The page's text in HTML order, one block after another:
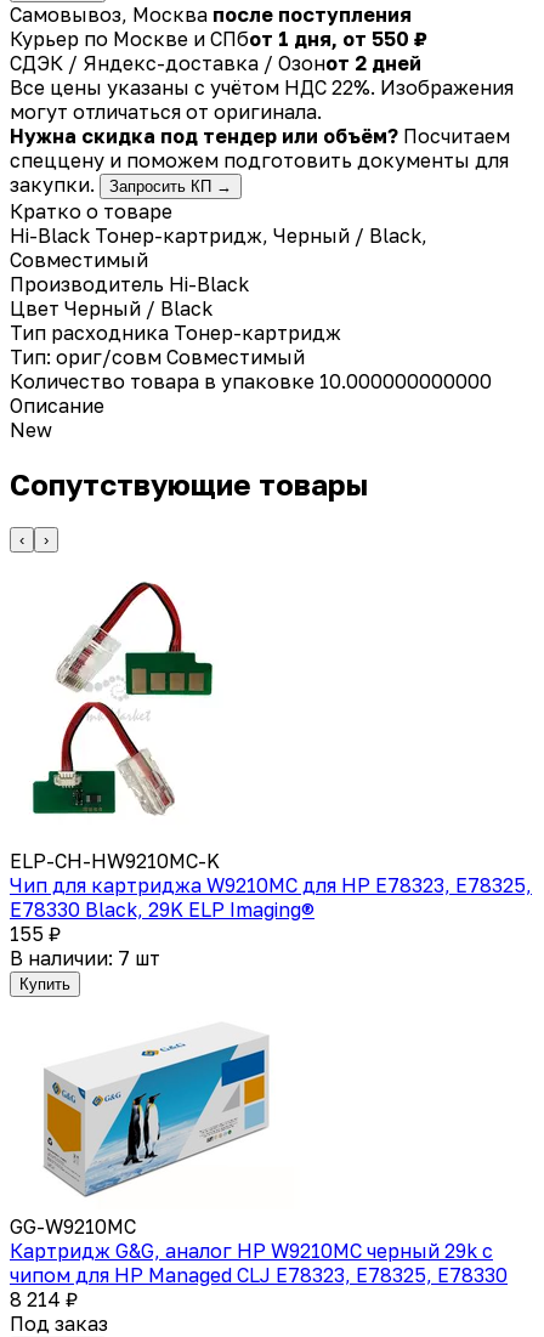
Самовывоз, Москва после поступления
Курьер по Москве и СПбот 1 дня, от 550 ₽
СДЭК / Яндекс-доставка / Озонот 2 дней
Все цены указаны с учётом НДС 22%. Изображения
могут отличаться от оригинала.
Нужна скидка под тендер или объём? Посчитаем
спеццену и поможем подготовить документы для
закупки.
Запросить КП →
Кратко о товаре
Hi-Black Тонер-картридж, Черный / Black,
Совместимый
Производитель Hi-Black
Цвет Черный / Black
Тип расходника Тонер-картридж
Тип: ориг/совм Совместимый
Количество товара в упаковке 10.000000000000
Описание
New
Сопутствующие товары
‹ ›
ELP-CH-HW9210MC-K
Чип для картриджа W9210MC для HP E78323, E78325,
E78330 Black, 29K ELP Imaging®
155 ₽
В наличии: 7 шт
Купить
GG-W9210MC
Картридж G&G, аналог HP W9210MC черный 29k с
чипом для HP Managed CLJ E78323, E78325, E78330
8 214 ₽
Под заказ